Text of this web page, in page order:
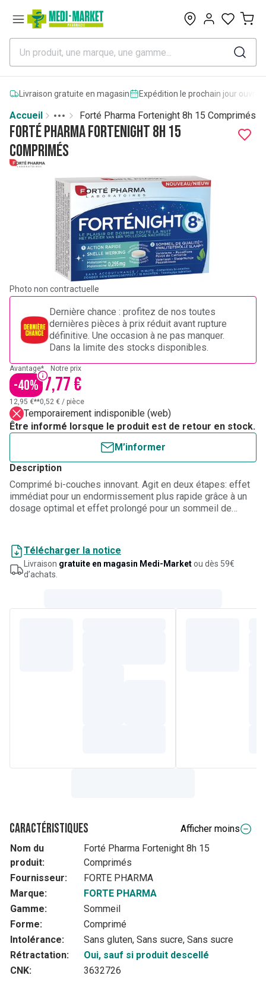
0
Livraison gratuite en magasin Expédition le prochain jour
Accueil
More
Toggle menu
Forté Pharma Fortenight 8h 15 Comprimés
Forté Pharma Fortenight 8h 15
Comprimés
Photo non contractuelle
Dernière chance : profitez de nos toutes
dernières pièces à prix réduit avant rupture
définitive. Une occasion à ne pas manquer.
Dans la limite des stocks disponibles.
Avantage*
-40%
Notre prix
7,77 €
12,95 €**0,52 € / pièce
Temporairement indisponible (web)
Être informé lorsque le produit est de retour en stock.
M’informer
Description
Comprimé bi-couches innovant. Agit en deux étapes: effet
immédiat pour un endormissement plus rapide grâce à un
dosage optimal et effet prolongé pour un sommeil de
Télécharger la notice
Livraison gratuite en magasin Medi-Marketou dès 59€
d’achats.
Caractéristiques
Afficher moins
Nom du
produit:
Forté Pharma Fortenight 8h 15
Comprimés
Fournisseur:
FORTE PHARMA
Marque:
FORTE PHARMA
Gamme:
Sommeil
Forme:
Comprimé
Intolérance:
Sans gluten, Sans sucre, Sans sucre
Rétractation:
Oui, sauf si produit descellé
CNK:
3632726